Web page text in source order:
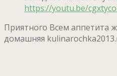
https://youtu.be/
Приятного Всем аппетита
домашняя